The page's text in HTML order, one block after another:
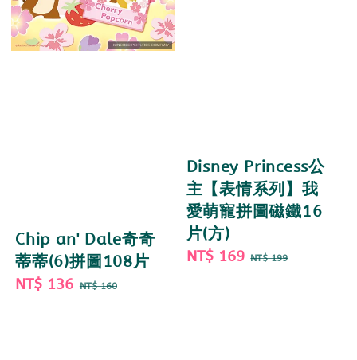
Chip an' Dale奇奇
蒂蒂(6)拼圖108片
Sale
NT$ 136 Regular
NT$ 160
Disney Princess公
主【表情系列】我
愛萌寵拼圖磁鐵16
片(方)
Sale
NT$ 169 Regular
NT$ 199